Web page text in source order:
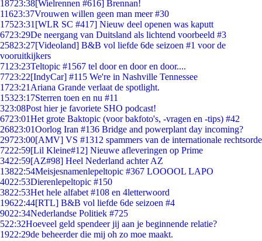
18723:38[Wielrennen #616] Brennan!
11623:37Vrouwen willen geen man meer #30
17523:31 [WLR SC #417] Nieuw deel openen was kaputt
6723:29De neergang van Duitsland als lichtend voorbeeld #3
25823:27[Videoland] B&B vol liefde 6de seizoen #1 voor de
vooruitkijkers
71 23:23Teltopic #1567 tel door en door en door....
7723:22[IndyCar] #115 We're in Nashville Tennessee
1723:21 Ariana Grande verlaat de spotlight.
15323:17Sterren toen en nu #11
323:08Post hier je favoriete SHO podcast!
6723:01Het grote Baktopic (voor bakfoto's, -vragen en -tips) #42
26823:01Oorlog Iran #136 Bridge and powerplant day incoming?
29723:00[AMV] VS #1312 spammers van de internationale rechtsorde
7222:59[Lil Kleine#12] Nieuwe afleveringen op Prime
3422:59[AZ#98] Heel Nederland achter AZ
13822:54Meisjesnamenlepeltopic #367 LOOOOL LAPO
4022:53Dierenlepeltopic #150
3822:53Het hele alfabet #108 en 4letterwoord
19622:44[RTL] B&B vol liefde 6de seizoen #4
9022:34Nederlandse Politiek #725
522:32Hoeveel geld spendeer jij aan je beginnende relatie?
1922:29de beheerder die mij oh zo moe maakt.